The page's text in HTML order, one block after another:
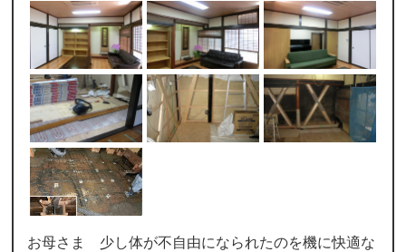
お母さま 少し体が不自由になられたのを機に快適な